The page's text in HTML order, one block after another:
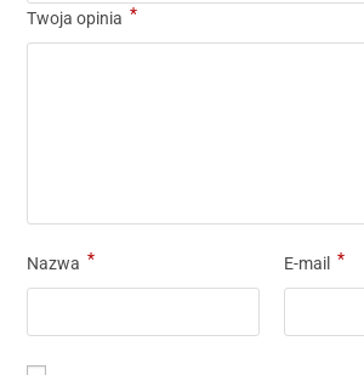
Twoja opinia *
Nazwa * E-mail *